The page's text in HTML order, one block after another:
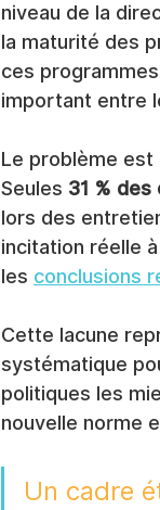
niveau de la
la maturité des
ces
important entre
Le problème est
Seules 31 % des
lors des
incitation réelle
les conclusions
Cette lacune
systématique
politiques les
nouvelle norme
Un cadre